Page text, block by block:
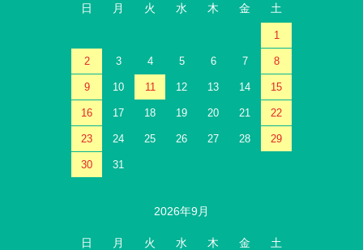
日 月 火 水 木 金 土
1
2 3 4 5 6 7 8
9 10 11 12 13 14 15
16 17 18 19 20 21 22
23 24 25 26 27 28 29
30 31
2026年9月
日 月 火 水 木 金 土